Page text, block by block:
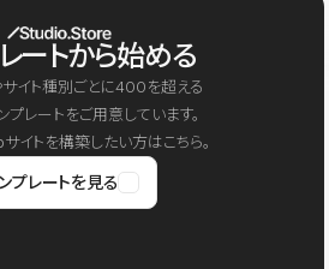
ートから始める
イト種別ごとに400を超える
レートをご用意しています。
イトを構築したい方はこちら。
プレートを見る